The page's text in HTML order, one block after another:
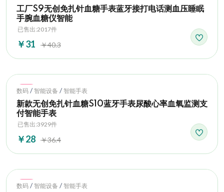
工厂S9无创免扎针血糖手表蓝牙接打电话测血压睡眠
手腕血糖仪智能
已售出:2017件
￥31 ￥40.3
Hot
数码 / 智能设备 / 智能手表
新款无创免扎针血糖S10蓝牙手表尿酸心率血氧监测支
付智能手表
已售出:3929件
￥28 ￥36.4
Hot
数码 / 智能设备 / 智能手表